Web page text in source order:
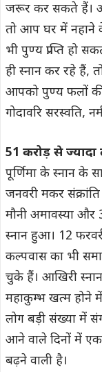
जरूर कर सकते हैं।
तो आप घर में नहाने
भी पुण्य प्राप्ति
ही स्नान कर रहे हैं,
आपको पुण्य फलों की
गोदावरि सरस्वति,
51 करोड़ से
पूर्णिमा के स्नान
जनवरी मकर
मौनी अमावस्या
स्नान हुआ। 12
कल्पवास का भी
चुके हैं। आखिरी स्नान
महाकुम्भ खत्म होने
लोग बड़ी संख्या में
आने वाले दिनों में एक
बढ़ने वाली है।